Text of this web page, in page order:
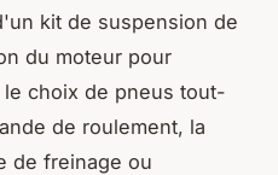
kit de suspension de
du moteur pour
choix de pneus tout-
de roulement, la
de freinage ou